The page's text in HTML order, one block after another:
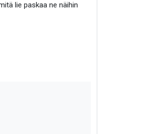
lie paskaa ne näihin